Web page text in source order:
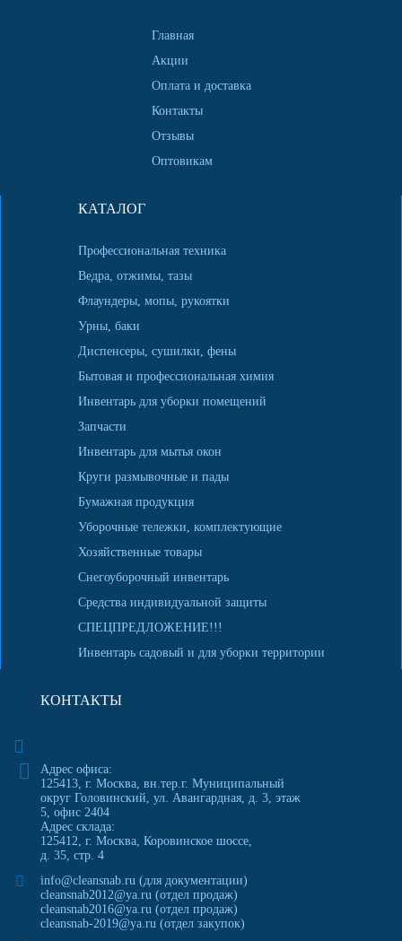
Главная
Акции
Оплата и доставка
Контакты
Отзывы
Оптовикам
КАТАЛОГ
Профессиональная техника
Ведра, отжимы, тазы
Флаундеры, мопы, рукоятки
Урны, баки
Диспенсеры, сушилки, фены
Бытовая и профессиональная химия
Инвентарь для уборки помещений
Запчасти
Инвентарь для мытья окон
Круги размывочные и пады
Бумажная продукция
Уборочные тележки, комплектующие
Хозяйственные товары
Снегоуборочный инвентарь
Средства индивидуальной защиты
СПЕЦПРЕДЛОЖЕНИЕ!!!
Инвентарь садовый и для уборки территории
КОНТАКТЫ
Адрес офиса:
125413, г. Москва, вн.тер.г. Муниципальный
округ Головинский, ул. Авангардная, д. 3, этаж
5, офис 2404
Адрес склада:
125412, г. Москва, Коровинское шоссе,
д. 35, стр. 4
info@cleansnab.ru (для документации)
cleansnab2012@ya.ru (отдел продаж)
cleansnab2016@ya.ru (отдел продаж)
cleansnab-2019@ya.ru (отдел закупок)